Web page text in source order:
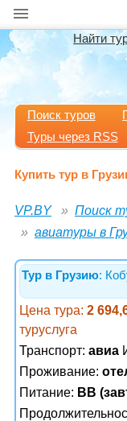
Найти
Поиск туров
Туры через RSS
Купить тур в
VP.BY Поиск
авиатуры в
Тур в Грузию:
Цена тура: 2
туруслуга
Транспорт: авиа
Проживание:
Питание: BB